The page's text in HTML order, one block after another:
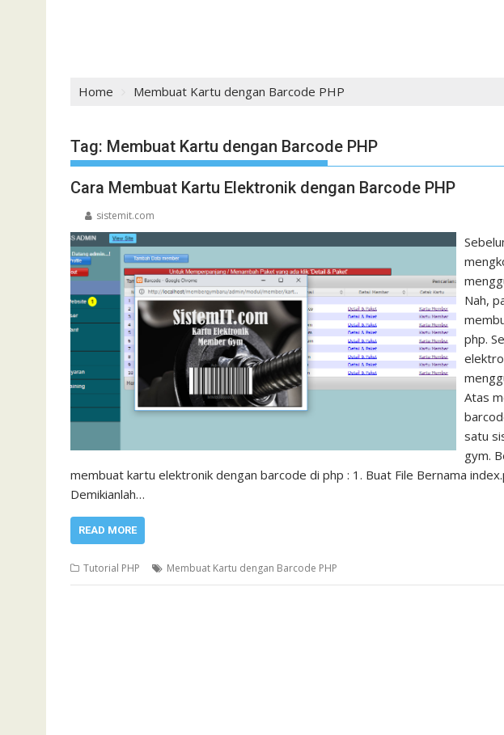
Home Membuat Kartu dengan Barcode PHP
Tag: Membuat Kartu dengan Barcode PHP
Cara Membuat Kartu Elektronik dengan Barcode PHP
sistemit.com
Nah,
php.
Atas
satu
gym.
membuat kartu elektronik dengan barcode di php : 1. Buat File Bernama
Demikianlah…
READ MORE
Tutorial PHP Membuat Kartu dengan Barcode PHP